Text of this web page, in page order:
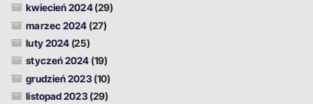
kwiecień 2024(29)
marzec 2024 (27)
luty 2024 (25)
styczeń 2024 (19)
grudzień 2023(10)
listopad 2023(29)